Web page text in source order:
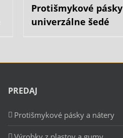
Protišmykové pásky
univerzálne šedé
PREDAJ
Protišmykové pásky a nátery